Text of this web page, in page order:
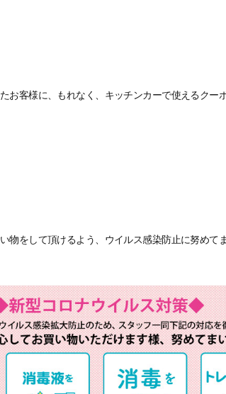
お客様に、もれなく、キッチンカーで使えるクー
物をして頂けるよう、ウイルス感染防止に努めて